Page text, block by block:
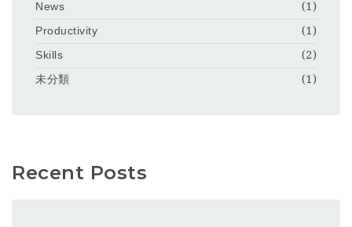
News
(1)
Productivity
(1)
Skills
(2)
未分類
(1)
Recent Posts